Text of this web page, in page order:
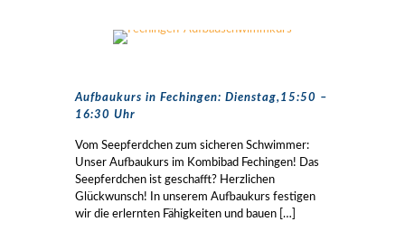
Aufbaukurs in Fechingen: Dienstag,15:50 –
16:30 Uhr
Vom Seepferdchen zum sicheren Schwimmer:
Unser Aufbaukurs im Kombibad Fechingen! Das
Seepferdchen ist geschafft? Herzlichen
Glückwunsch! In unserem Aufbaukurs festigen
wir die erlernten Fähigkeiten und bauen […]